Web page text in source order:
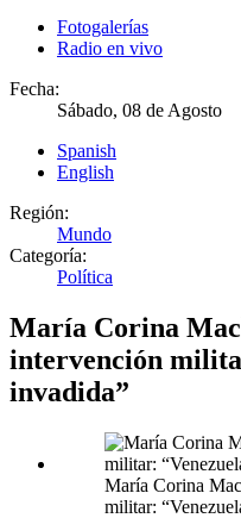
Fotogalerías
Radio en vivo
Fecha:
Sábado, 08 de Agosto
Spanish
English
Región:
Mundo
Categoría:
Política
María Corina
intervención
invadida”
María Corina
militar: